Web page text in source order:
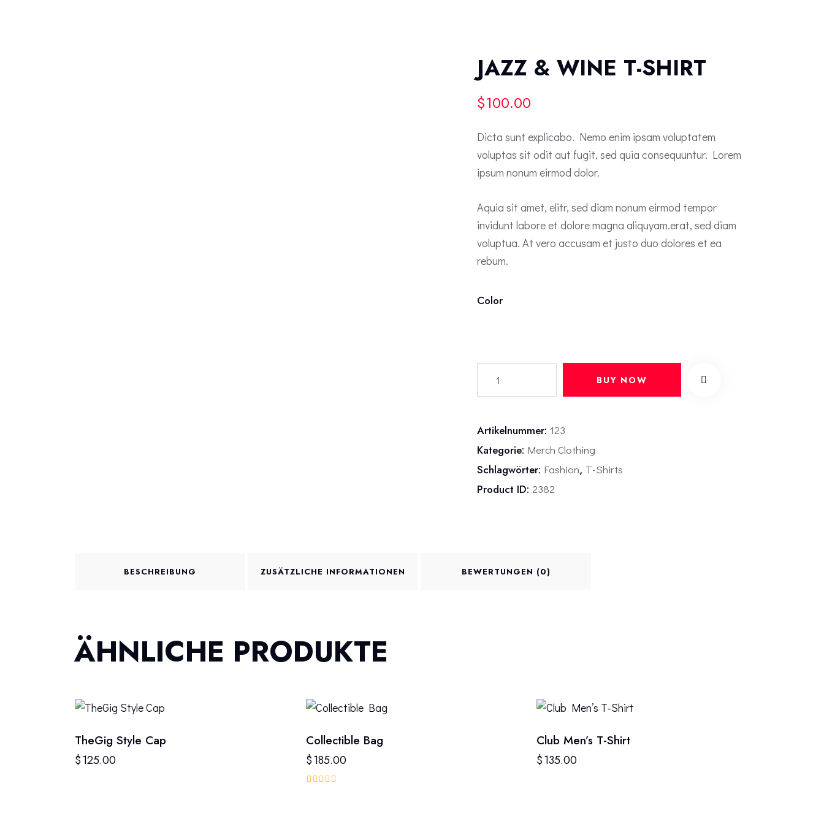
JAZZ & WINE T-SHIRT
$100.00
Dicta sunt explicabo. Nemo enim ipsam voluptatem
voluptas sit odit aut fugit, sed quia consequuntur. Lorem
ipsum nonum eirmod dolor.
Aquia sit amet, elitr, sed diam nonum eirmod tempor
invidunt labore et dolore magna aliquyam.erat, sed diam
voluptua. At vero accusam et justo duo dolores et ea
rebum.
Color
BUY NOW
Artikelnummer: 123
Kategorie: Merch Clothing
Schlagwörter: Fashion, T-Shirts
Product ID: 2382
BESCHREIBUNG ZUSÄTZLICHE INFORMATIONEN BEWERTUNGEN (0)
ÄHNLICHE PRODUKTE
TheGig Style Cap
$125.00
Сollectible Bag
$185.00
Club Men’s T-Shirt
$135.00